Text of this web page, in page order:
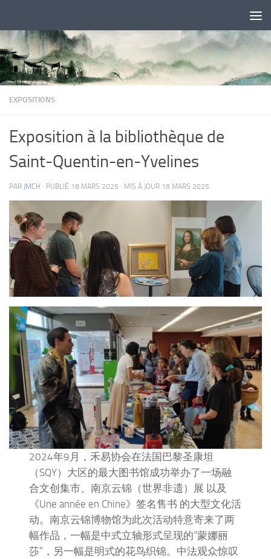
EXPOSITIONS
Exposition à la bibliothèque de
Saint-Quentin-en-Yvelines
PAR JMCH · PUBLIÉ 18 MARS 2025 · MIS À JOUR 18 MARS 2025
2024年9月，禾易协会在法国巴黎圣康坦
（SQY）大区的最大图书馆成功举办了一场融
合文创集市、南京云锦（世界非遗）展 以及
《Une année en Chine》签名售书 的大型文化活
动。南京云锦博物馆为此次活动特意寄来了两
幅作品，一幅是中式立轴形式呈现的“蒙娜丽
莎”，另一幅是明式的花鸟织锦。中法观众惊叹